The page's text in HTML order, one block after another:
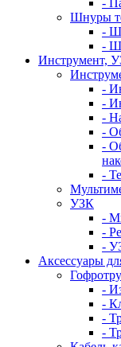
-
Шнуры
-
-
Инструмент,
-
-
-
-
-
-
УЗК
-
-
-
Аксессуары
-
-
-
-